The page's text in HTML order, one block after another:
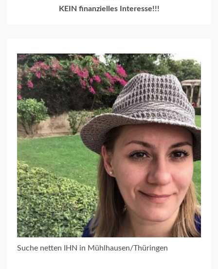
KEIN finanzielles Interesse!!!
Suche netten IHN in Mühlhausen/Thüringen